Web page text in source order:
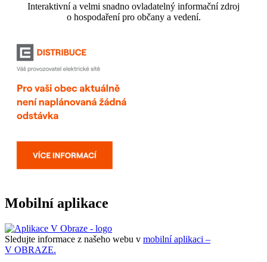
Interaktivní a velmi snadno ovladatelný informační zdroj
o hospodaření pro občany a vedení.
Mobilní aplikace
Sledujte informace z našeho webu v mobilní aplikaci –
V OBRAZE.